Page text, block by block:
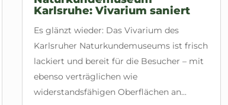
Karlsruhe: Vivarium saniert
Es glänzt wieder: Das Vivarium des
Karlsruher Naturkundemuseums ist frisch
lackiert und bereit für die Besucher – mit
ebenso verträglichen wie
widerstandsfähigen Oberflächen an...